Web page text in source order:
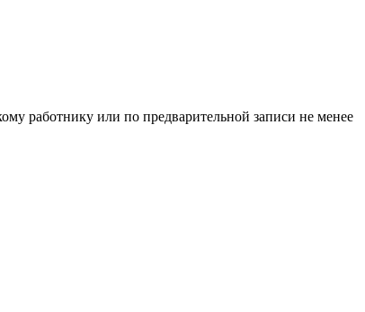
работнику или по предварительной записи не менее